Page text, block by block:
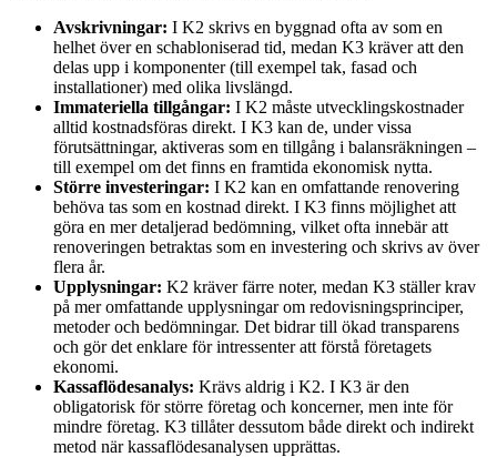
Avskrivningar: I K2 skrivs en byggnad ofta av som en
helhet över en schabloniserad tid, medan K3 kräver att den
delas upp i komponenter (till exempel tak, fasad och
installationer) med olika livslängd.
Immateriella tillgångar: I K2 måste utvecklingskostnader
alltid kostnadsföras direkt. I K3 kan de, under vissa
förutsättningar, aktiveras som en tillgång i balansräkningen –
till exempel om det finns en framtida ekonomisk nytta.
Större investeringar: I K2 kan en omfattande renovering
behöva tas som en kostnad direkt. I K3 finns möjlighet att
göra en mer detaljerad bedömning, vilket ofta innebär att
renoveringen betraktas som en investering och skrivs av över
flera år.
Upplysningar: K2 kräver färre noter, medan K3 ställer krav
på mer omfattande upplysningar om redovisningsprinciper,
metoder och bedömningar. Det bidrar till ökad transparens
och gör det enklare för intressenter att förstå företagets
ekonomi.
Kassaflödesanalys: Krävs aldrig i K2. I K3 är den
obligatorisk för större företag och koncerner, men inte för
mindre företag. K3 tillåter dessutom både direkt och indirekt
metod när kassaflödesanalysen upprättas.